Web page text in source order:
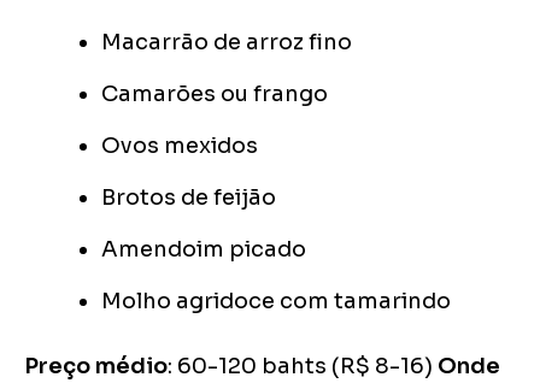
Macarrão de arroz fino
Camarões ou frango
Ovos mexidos
Brotos de feijão
Amendoim picado
Molho agridoce com tamarindo
Preço médio: 60-120 bahts (R$ 8-16) Onde